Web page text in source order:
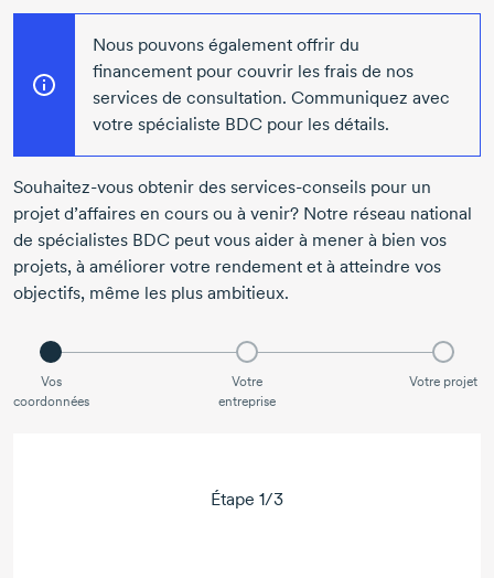
Nous pouvons également offrir du
financement pour couvrir les frais de nos
services de consultation. Communiquez avec
votre spécialiste BDC pour les détails.
Souhaitez-vous obtenir des services-conseils pour un
projet d’affaires en cours ou à venir? Notre réseau national
de spécialistes BDC peut vous aider à mener à bien vos
projets, à améliorer votre rendement et à atteindre vos
objectifs, même les plus ambitieux.
Vos
coordonnées
Votre
entreprise
Votre projet
Étape 1/3